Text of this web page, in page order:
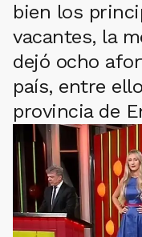
bien los
vacantes, la
dejó ocho
país, entre
provincia de